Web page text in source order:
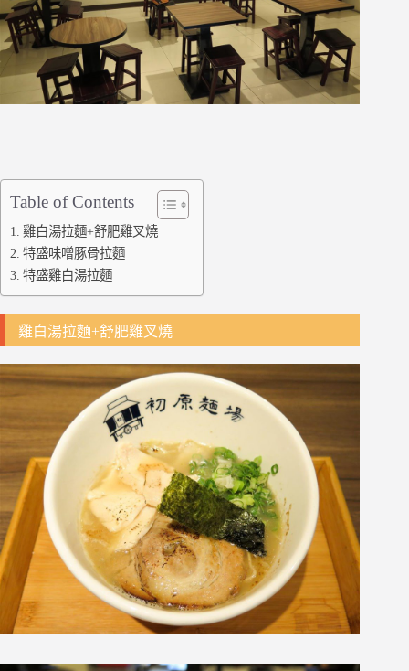
Table of Contents
雞白湯拉麵+舒肥雞叉燒
特盛味噌豚骨拉麵
特盛雞白湯拉麵
雞白湯拉麵+舒肥雞叉燒